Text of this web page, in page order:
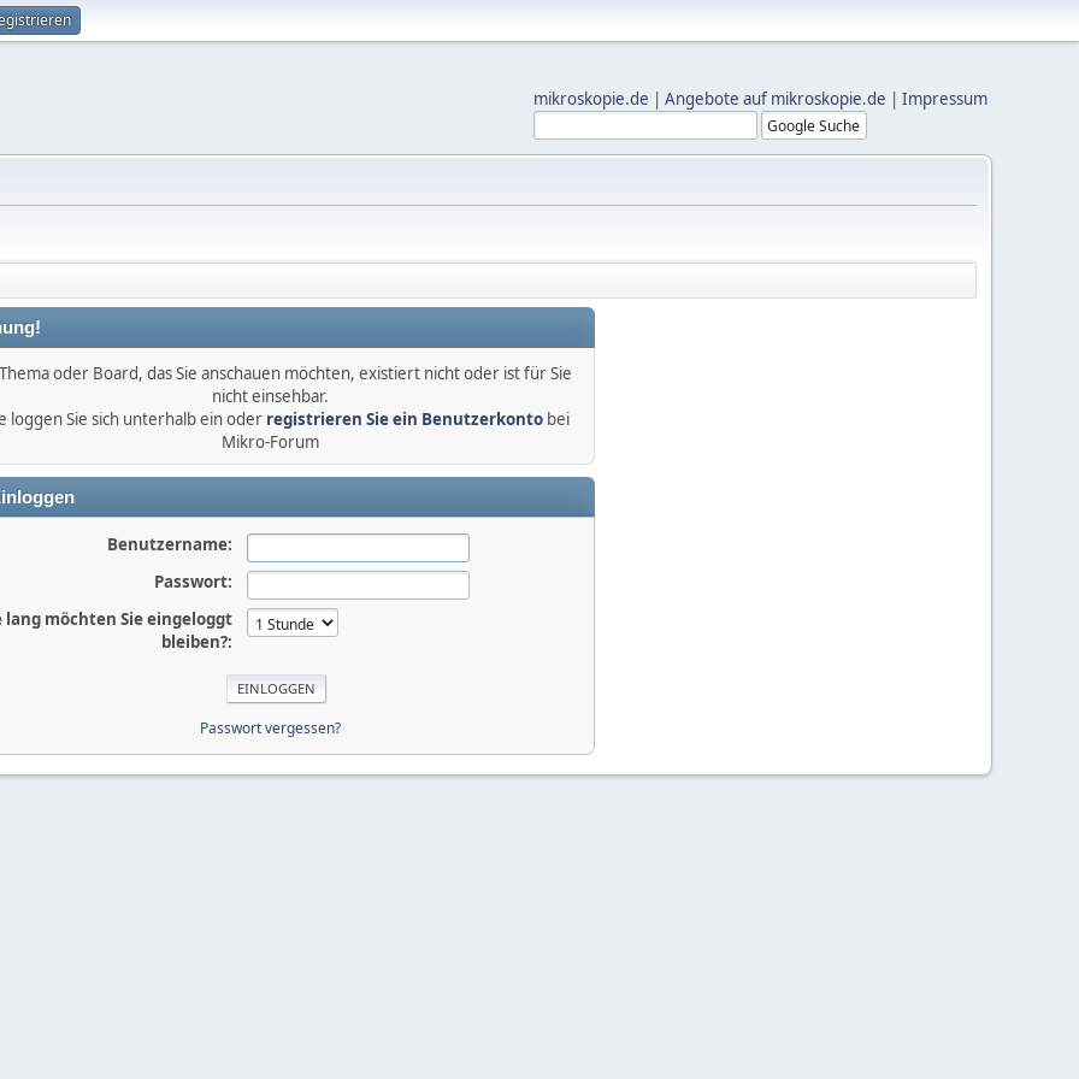
mikroskopie.de | Angebote auf mikroskopie.de | Impressum
oder Board, das Sie anschauen möchten, existiert nicht oder ist für Sie
nicht einsehbar.
loggen Sie sich unterhalb ein oder registrieren Sie ein Benutzerkontobei
Mikro-Forum
Benutzername:
Passwort:
lang möchten Sie eingeloggt
bleiben?:
Passwort vergessen?